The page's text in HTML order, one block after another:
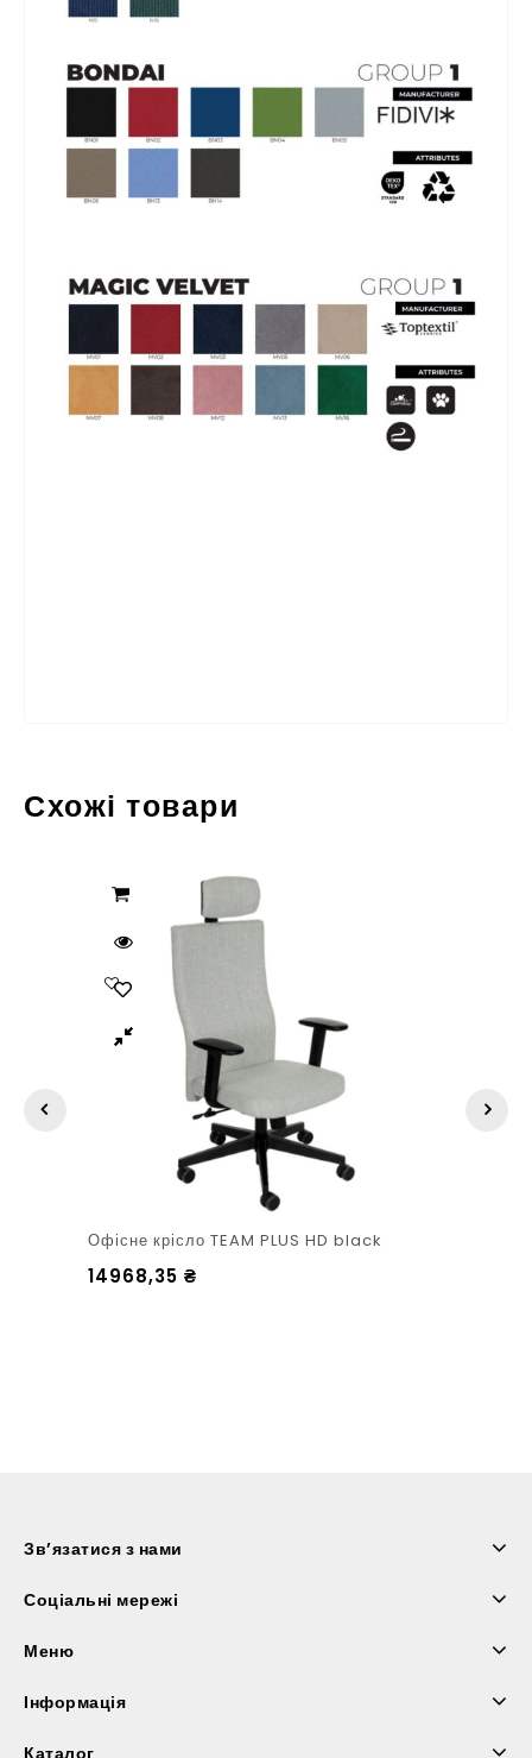
Схожі товари
Офісне крісло TEAM PLUS HD black
14968,35 ₴
Зв’язатися з нами
Соціальні мережі
Меню
Інформація
Каталог